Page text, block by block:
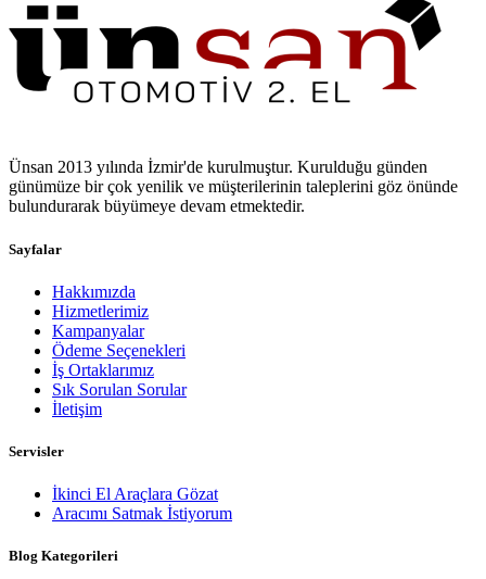
Ünsan 2013 yılında İzmir'de kurulmuştur. Kurulduğu günden
günümüze bir çok yenilik ve müşterilerinin taleplerini göz önünde
bulundurarak büyümeye devam etmektedir.
Sayfalar
Hakkımızda
Hizmetlerimiz
Kampanyalar
Ödeme Seçenekleri
İş Ortaklarımız
Sık Sorulan Sorular
İletişim
Servisler
İkinci El Araçlara Gözat
Aracımı Satmak İstiyorum
Blog Kategorileri